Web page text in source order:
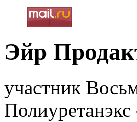
Эйр
участник